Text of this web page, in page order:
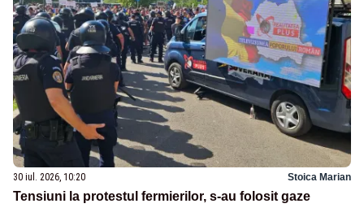
30 iul. 2026, 10:20 Stoica Marian
Tensiuni la protestul fermierilor, s-au folosit gaze